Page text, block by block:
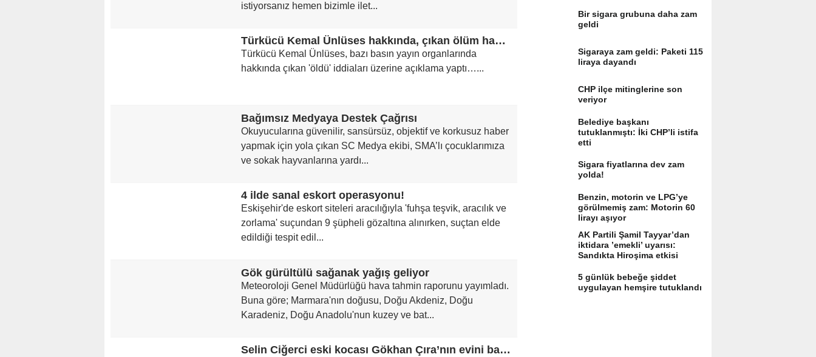
istiyorsanız hemen bizimle ilet...
Türkücü Kemal Ünlüses hakkında, çıkan ölüm haberlerini yalanladı
Türkücü Kemal Ünlüses, bazı basın yayın organlarında
hakkında çıkan 'öldü' iddiaları üzerine açıklama yaptı…...
Bağımsız Medyaya Destek Çağrısı
Okuyucularına güvenilir, sansürsüz, objektif ve korkusuz haber
yapmak için yola çıkan SC Medya ekibi, SMA’lı çocuklarımıza
ve sokak hayvanlarına yardı...
4 ilde sanal eskort operasyonu!
Eskişehir'de eskort siteleri aracılığıyla 'fuhşa teşvik, aracılık ve
zorlama' suçundan 9 şüpheli gözaltına alınırken, suçtan elde
edildiği tespit edil...
Gök gürültülü sağanak yağış geliyor
Meteoroloji Genel Müdürlüğü hava tahmin raporunu yayımladı.
Buna göre; Marmara'nın doğusu, Doğu Akdeniz, Doğu
Karadeniz, Doğu Anadolu'nun kuzey ve bat...
Selin Ciğerci eski kocası Gökhan Çıra’nın evini bastı!
Bir sigara grubuna daha zam
geldi
Sigaraya zam geldi: Paketi 115
liraya dayandı
CHP ilçe mitinglerine son
veriyor
Belediye başkanı
tutuklanmıştı: İki CHP’li istifa
etti
Sigara fiyatlarına dev zam
yolda!
Benzin, motorin ve LPG’ye
görülmemiş zam: Motorin 60
lirayı aşıyor
AK Partili Şamil Tayyar’dan
iktidara ’emekli’ uyarısı:
Sandıkta Hiroşima etkisi
5 günlük bebeğe şiddet
uygulayan hemşire tutuklandı